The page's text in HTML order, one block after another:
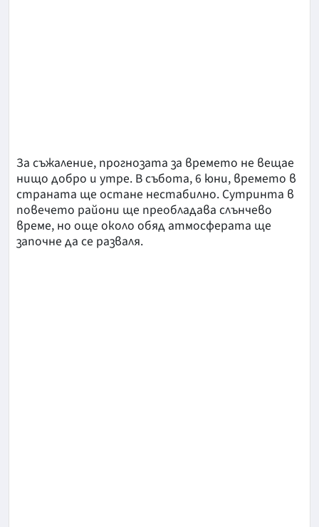
За съжаление, прогнозата за времето не вещае
нищо добро и утре. В събота, 6 юни, времето в
страната ще остане нестабилно. Сутринта в
повечето райони ще преобладава слънчево
време, но още около обяд атмосферата ще
започне да се разваля.